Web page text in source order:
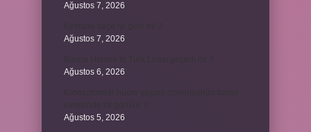
Ağustos 7, 2026
Ağustos 7, 2026
Ağustos 6, 2026
Ağustos 5, 2026